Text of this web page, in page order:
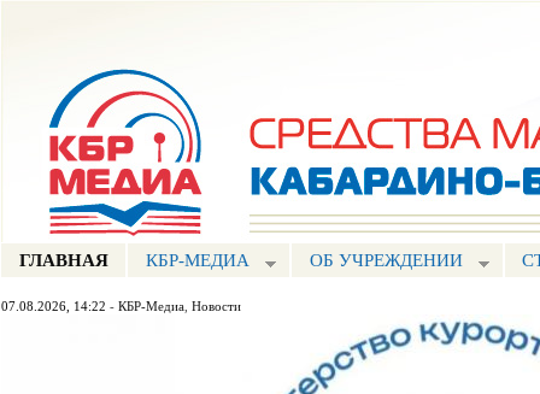
ГЛАВНАЯ КБР-МЕДИА ОБ УЧРЕЖДЕНИИ
07.08.2026, 14:22 - КБР-Медиа Новости